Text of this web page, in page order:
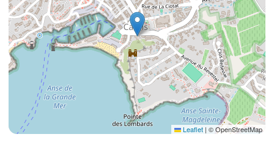
Leaflet | © OpenStreetMap